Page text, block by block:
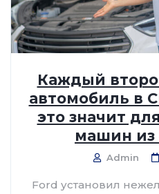
Каждый
автомобиль в
это значит
машин
Admin
Ford установил